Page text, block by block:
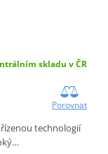
skladu v ČR
Porovnat
technologií